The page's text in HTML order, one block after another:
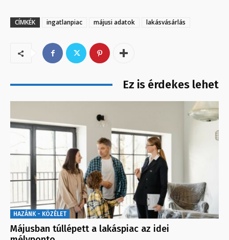
CÍMKÉK ingatlanpiac májusi adatok lakásvásárlás
Ez is érdekes lehet
HAZÁNK - KÖZÉLET
Májusban túllépett a lakáspiac az idei